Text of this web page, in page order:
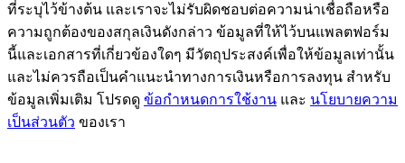
รับรางวัลและสิทธิพิเศษสุดพิเศษ
ศูนย์รางวัล
เข้าสู่ระบบ ลงชื่อ
ที่ระบุไว้ข้างต้น และเราจะไม่รับผิดชอบต่อความน่าเชื่อถือหรือ
ความถูกต้องของสกุลเงินดังกล่าว ข้อมูลที่ให้ไว้บนแพลตฟอร์ม
นี้และเอกสารที่เกี่ยวข้องใดๆ มีวัตถุประสงค์เพื่อให้ข้อมูลเท่านั้น
และไม่ควรถือเป็นคำแนะนำทางการเงินหรือการลงทุน สำหรับ
ข้อมูลเพิ่มเติม โปรดดู ข้อกำหนดการใช้งาน และ นโยบายความ
เป็นส่วนตัว ของเรา